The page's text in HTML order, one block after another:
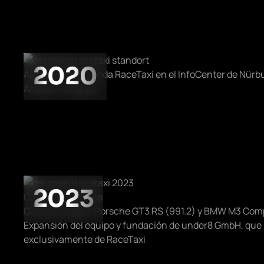
2020
Apertura de la tienda RaceTaxi en el InfoCenter de
Ampliar el equipo
Cambio de coches
Coches usados: Porsche GT3 RS (991.2) y BMW M3
Expansión del equipo y fundación de under8 GmbH, que
exclusivamente de RaceTaxi
2023